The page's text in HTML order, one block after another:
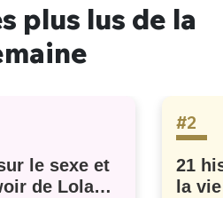
plus lus de la
le sexe et
de Lola
#2
21
la